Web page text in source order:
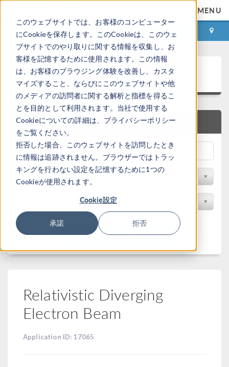
このウェブサイトでは、お客様のコンピューター
にCookieを保存します。このCookieは、このウェ
ブサイトでのやり取りに関する情報を収集し、お
客様を記憶するために使用されます。この情報
は、お客様のブラウジング体験を改善し、カスタ
マイズすること、ならびにこのウェブサイトや他
のメディアの訪問者に関する解析と指標を得るこ
とを目的として利用されます。当社で使用する
Cookieについての詳細は、プライバシーポリシー
をご覧ください。
拒否した場合、このウェブサイトを訪問したとき
に情報は追跡されません。ブラウザーではトラッ
キングを行わない設定を記憶するために1つの
Cookieが使用されます。
Cookie設定
承諾 拒否
MENU
ログイン お問い合わせ
アプリケーションギャラリ
クイック検索
分野でフィルター
フィルター
Relativistic Diverging
Electron Beam
Application ID: 17065